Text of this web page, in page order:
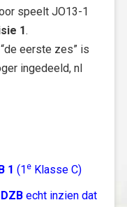
speelt JO13-1
1.
eerste zes” is
ingedeeld, nl
1 (1e Klasse C)
echt inzien dat